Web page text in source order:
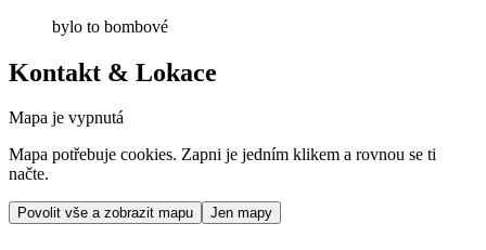
bylo to bombové
Kontakt & Lokace
Mapa je vypnutá
Mapa potřebuje cookies. Zapni je jedním klikem a rovnou se ti
načte.
Povolit vše a zobrazit mapu Jen mapy